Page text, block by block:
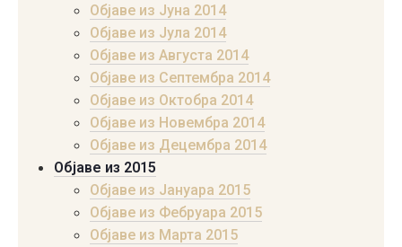
Објаве из Јуна 2014
Објаве из Јула 2014
Објаве из Августа 2014
Објаве из Септембра 2014
Објаве из Октобра 2014
Објаве из Новембра 2014
Објаве из Децембра 2014
Објаве из 2015
Објаве из Јануара 2015
Објаве из Фебруара 2015
Објаве из Марта 2015